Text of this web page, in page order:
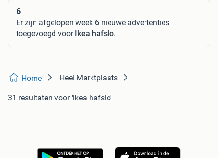
6
Er zijn afgelopen week 6 nieuwe advertenties
toegevoegd voor Ikea hafslo.
Home Heel Marktplaats
31 resultaten voor 'ikea hafslo'